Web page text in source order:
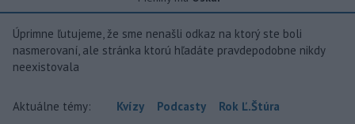
Úprimne ľutujeme, že sme nenašli odkaz na ktorý ste boli
nasmerovaní, ale stránka ktorú hľadáte pravdepodobne nikdy
neexistovala
Aktuálne témy: Kvízy Podcasty Rok Ľ.Štúra